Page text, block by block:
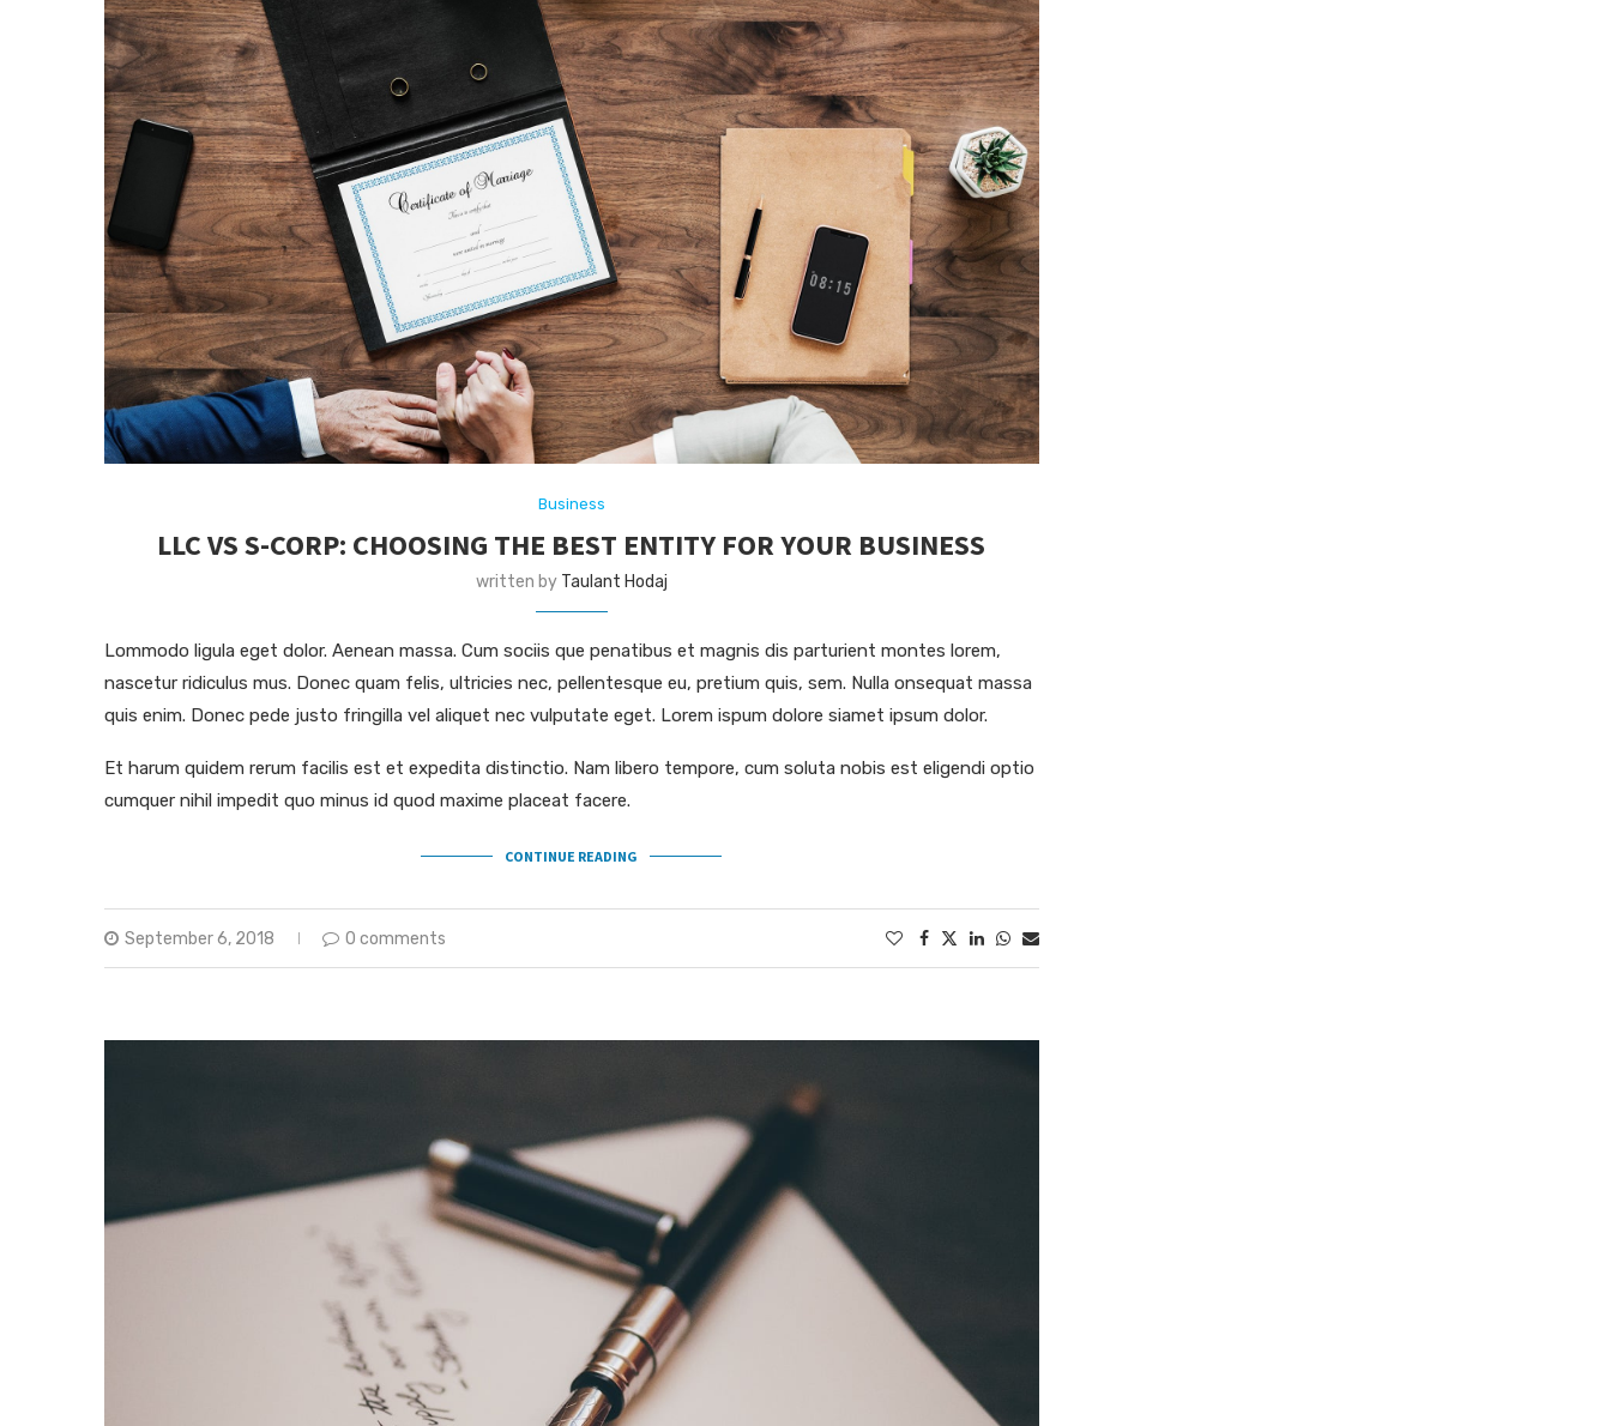
Business
LLC VS S-CORP: CHOOSING THE BEST ENTITY FOR YOUR BUSINESS
written by Taulant Hodaj
Lommodo ligula eget dolor. Aenean massa. Cum sociis que penatibus et magnis dis parturient montes lorem,
nascetur ridiculus mus. Donec quam felis, ultricies nec, pellentesque eu, pretium quis, sem. Nulla onsequat massa
quis enim. Donec pede justo fringilla vel aliquet nec vulputate eget. Lorem ispum dolore siamet ipsum dolor.
Et harum quidem rerum facilis est et expedita distinctio. Nam libero tempore, cum soluta nobis est eligendi optio
cumquer nihil impedit quo minus id quod maxime placeat facere.
CONTINUE READING
September 6, 2018 0 comments